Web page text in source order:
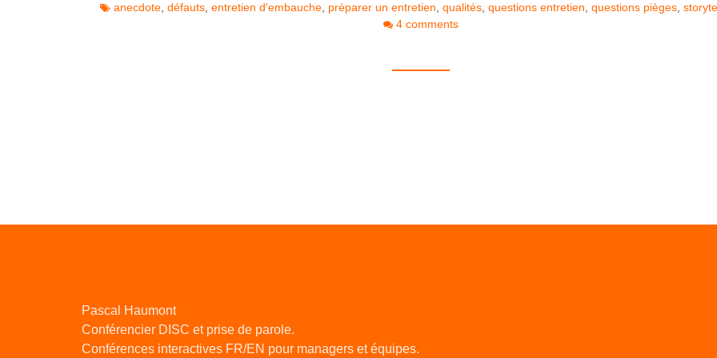
anecdote, défauts, entretien d'embauche, préparer un entretien qualités, questions entretien questions pièges,
4 comments
Pascal Haumont
Conférencier DISC et prise de parole.
Conférences interactives FR/EN pour managers et équipes.